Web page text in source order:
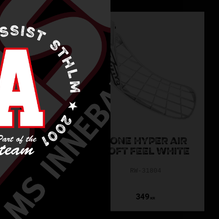
PLAYER+
LIGHT
CERISE
21833
KR 300 KR
ASSIST ONLY
ZONE HYPER AIR
SOFT FEEL WHITE
349 KR